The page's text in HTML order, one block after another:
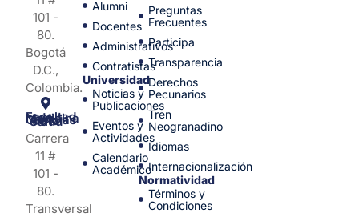
101 -
80.
Bogotá
D.C.,
Colombia.
Facultad de Medicina y Ciencias de la Salud
Carrera
11 #
101 -
80.
Transversal
Alumni
Docentes
Administrativos
Contratistas
Universidad
Noticias y
Publicaciones
Eventos y
Actividades
Calendario
Académico
Preguntas
Frecuentes
Participa
Transparencia
Derechos
Pecunarios
Tren
Neogranadino
Idiomas
Internacionalización
Normatividad
Términos y
Condiciones